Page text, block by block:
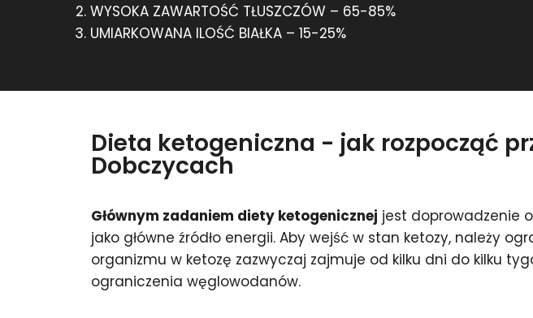
WYSOKA ZAWARTOŚĆ TŁUSZCZÓW – 65-85%
UMIARKOWANA ILOŚĆ BIAŁKA – 15-25%
Dieta ketogeniczna - jak rozpocząć
Dobczycach
Głównym zadaniem diety ketogenicznej jest doprowadzenie
jako główne źródło energii. Aby wejść w stan ketozy, należy
organizmu w ketozę zazwyczaj zajmuje od kilku dni do kilku
ograniczenia węglowodanów.